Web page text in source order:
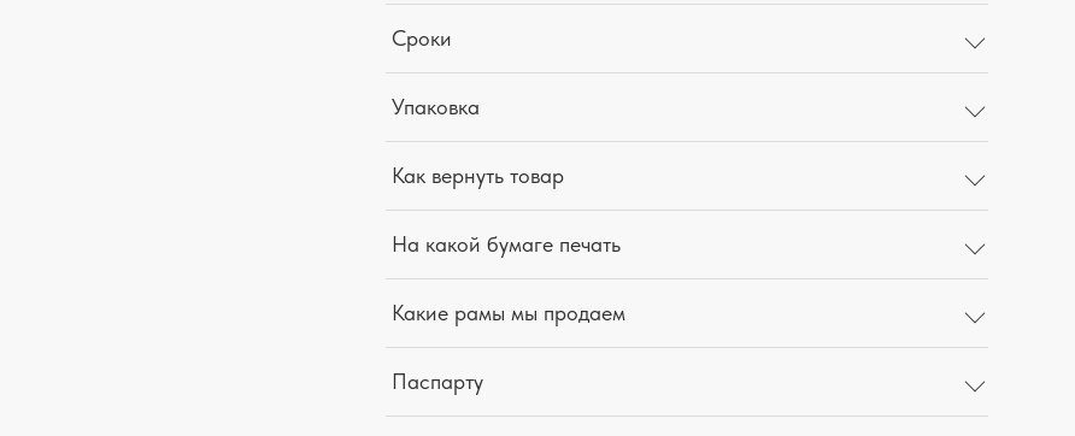
Сроки
Упаковка
Как вернуть товар
На какой бумаге печать
Какие рамы мы продаем
Паспарту